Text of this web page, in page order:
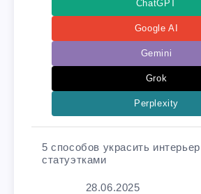
ChatGPT
Google AI
Gemini
Grok
Perplexity
5 способов украсить
статуэтками
28.06.2025